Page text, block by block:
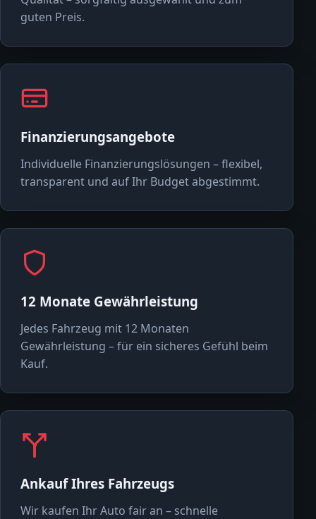
guten Preis.
Finanzierungsangebote
Individuelle Finanzierungslösungen – flexibel,
transparent und auf Ihr Budget abgestimmt.
12 Monate Gewährleistung
Jedes Fahrzeug mit 12 Monaten
Gewährleistung – für ein sicheres Gefühl beim
Kauf.
Ankauf Ihres Fahrzeugs
Wir kaufen Ihr Auto fair an – schnelle